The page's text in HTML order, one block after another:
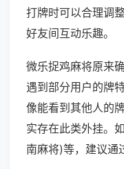
打牌时可以合理调
好友间互动乐趣。
微乐捉鸡麻将原来
遇到部分用户的牌
像能看到其他人的
实存在此类外挂。
南麻将)等，建议通